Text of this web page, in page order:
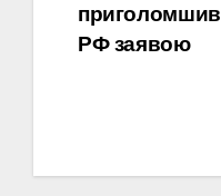
приголомшив
РФ заявою